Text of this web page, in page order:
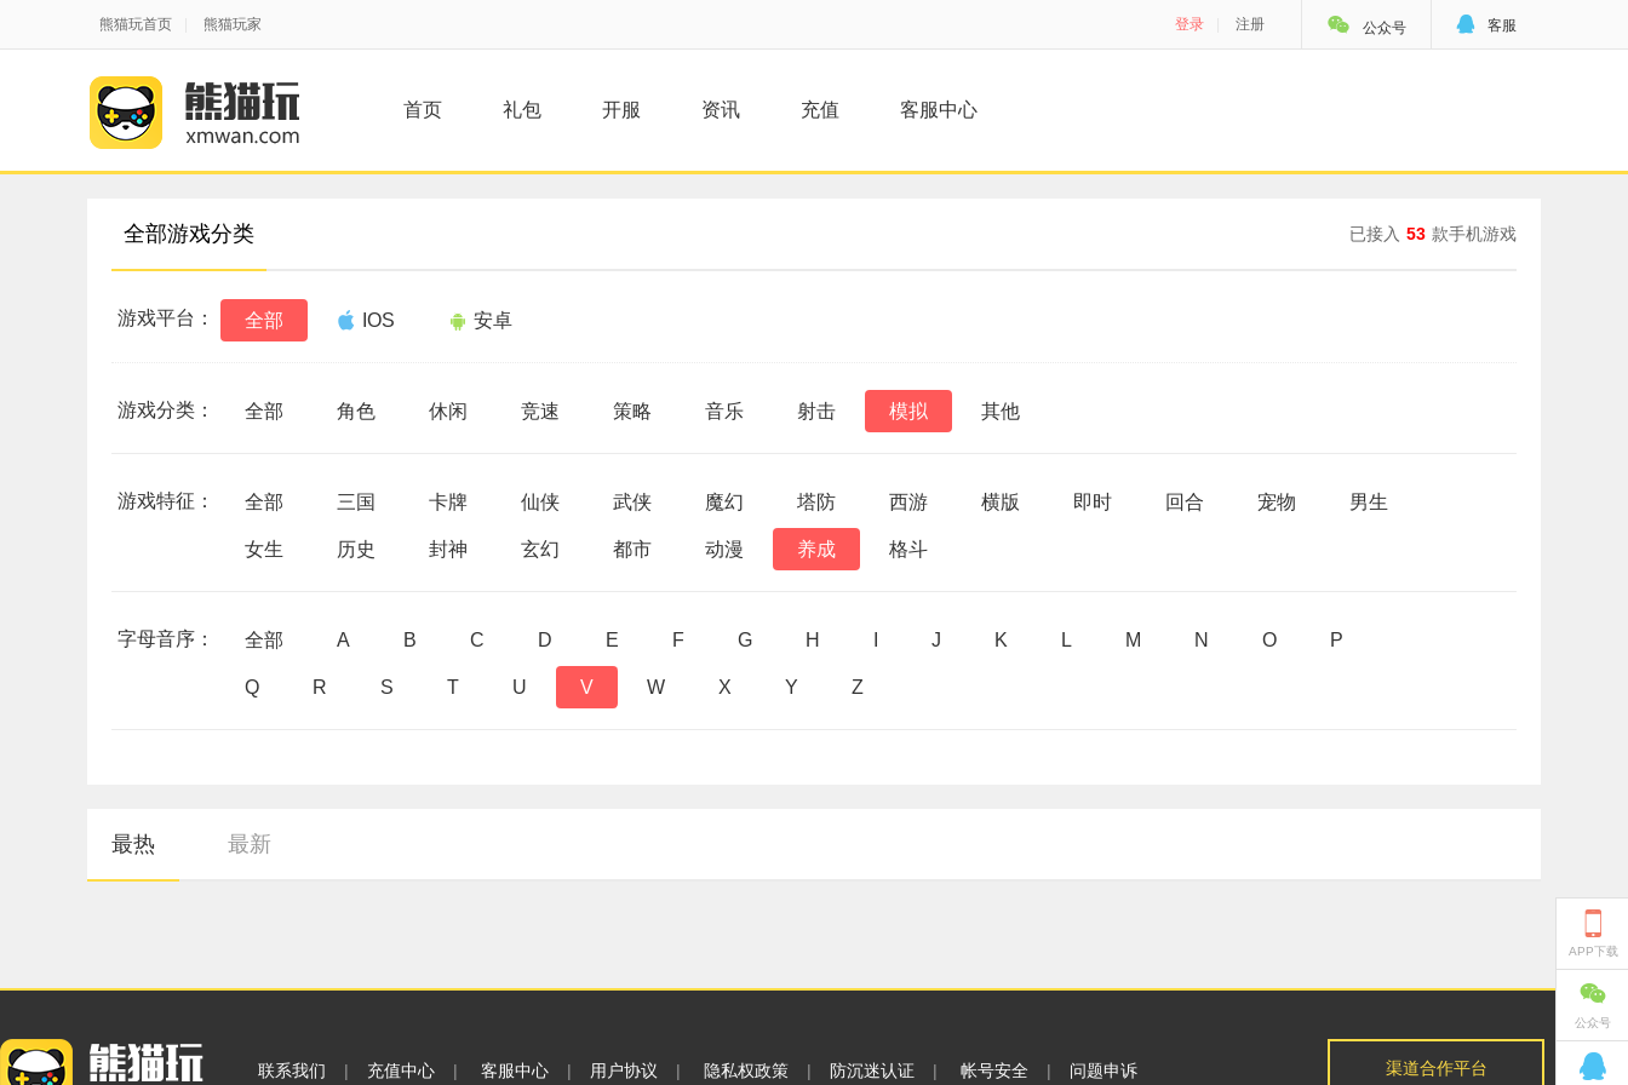
熊猫玩首页 熊猫玩家 登录 注册  公众号  客服
首页 礼包 开服 资讯 充值 客服中心
全部游戏分类 已接入 53 款手机游戏
游戏平台： 全部 IOS 安卓
游戏分类： 全部 角色 休闲 竞速 策略 音乐 射击 模拟 其他
游戏特征： 全部 三国 卡牌 仙侠 武侠 魔幻 塔防 西游 横版 即时 回合 宠物 男生
女生 历史 封神 玄幻 都市 动漫 养成 格斗
字母音序： 全部 A B C D E F G H J K L M N O P
Q R S T U V W X Y Z
最热 最新
联系我们 | 充值中心 | 客服中心 | 用户协议 | 隐私权政策 | 防沉迷认证 | 帐号安全 | 问题申诉 渠道合作平台

APP下载

公众号
